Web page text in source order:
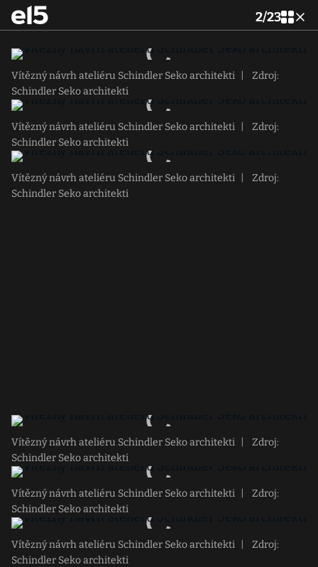
2/23
Vítězný návrh ateliéru Schindler Seko architekti
Zdroj:
Schindler Seko architekti
Vítězný návrh ateliéru Schindler Seko architekti
Zdroj:
Schindler Seko architekti
Vítězný návrh ateliéru Schindler Seko architekti
Zdroj:
Schindler Seko architekti
Vítězný návrh ateliéru Schindler Seko architekti
Zdroj:
Schindler Seko architekti
Vítězný návrh ateliéru Schindler Seko architekti
Zdroj:
Schindler Seko architekti
Vítězný návrh ateliéru Schindler Seko architekti
Zdroj:
Schindler Seko architekti